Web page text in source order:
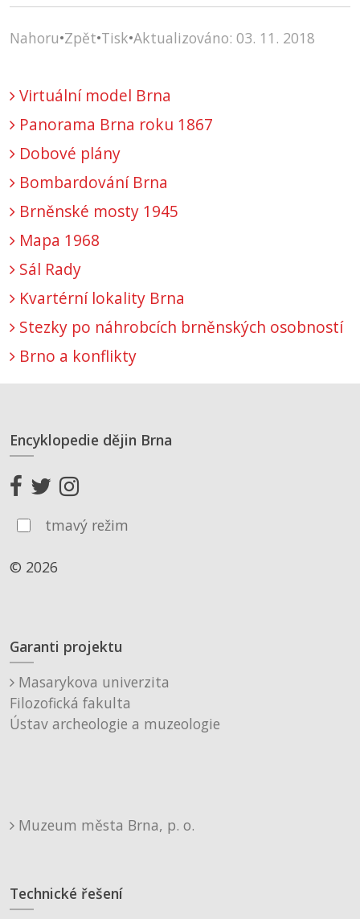
Nahoru•Zpět•Tisk•Aktualizováno: 03. 11. 2018
Virtuální model Brna
Panorama Brna roku 1867
Dobové plány
Bombardování Brna
Brněnské mosty 1945
Mapa 1968
Sál Rady
Kvartérní lokality Brna
Stezky po náhrobcích brněnských osobností
Brno a konflikty
Encyklopedie dějin Brna
tmavý režim
© 2026
Garanti projektu
Masarykova univerzita
Filozofická fakulta
Ústav archeologie a muzeologie
Muzeum města Brna, p. o.
Technické řešení